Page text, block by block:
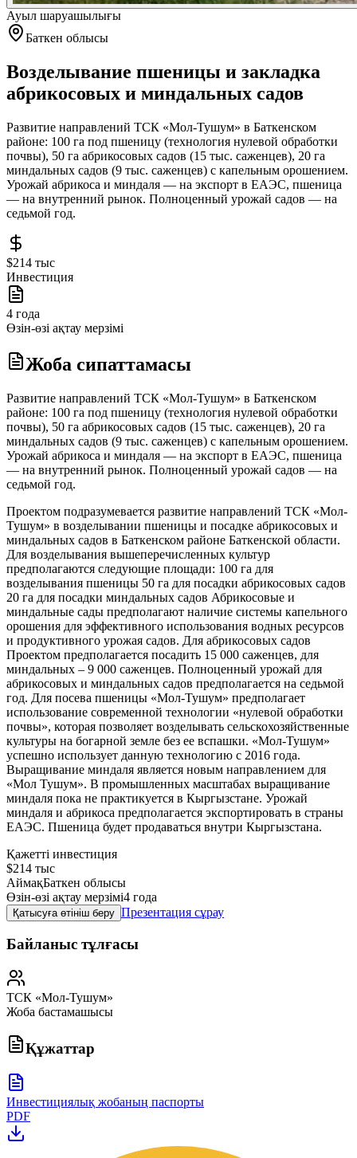
Ауыл шаруашылығы
Баткен облысы
Возделывание пшеницы и закладка
абрикосовых и миндальных садов
Развитие направлений ТСК «Мол-Тушум» в Баткенском
районе: 100 га под пшеницу (технология нулевой обработки
почвы), 50 га абрикосовых садов (15 тыс. саженцев), 20 га
миндальных садов (9 тыс. саженцев) с капельным орошением.
Урожай абрикоса и миндаля — на экспорт в ЕАЭС, пшеница
— на внутренний рынок. Полноценный урожай садов — на
седьмой год.
$214 тыс
Инвестиция
4 года
Өзін-өзі ақтау мерзімі
Жоба сипаттамасы
Развитие направлений ТСК «Мол-Тушум» в Баткенском
районе: 100 га под пшеницу (технология нулевой обработки
почвы), 50 га абрикосовых садов (15 тыс. саженцев), 20 га
миндальных садов (9 тыс. саженцев) с капельным орошением.
Урожай абрикоса и миндаля — на экспорт в ЕАЭС, пшеница
— на внутренний рынок. Полноценный урожай садов — на
седьмой год.
Проектом подразумевается развитие направлений ТСК «Мол-
Тушум» в возделывании пшеницы и посадке абрикосовых и
миндальных садов в Баткенском районе Баткенской области.
Для возделывания вышеперечисленных культур
предполагаются следующие площади: 100 га для
возделывания пшеницы 50 га для посадки абрикосовых садов
20 га для посадки миндальных садов Абрикосовые и
миндальные сады предполагают наличие системы капельного
орошения для эффективного использования водных ресурсов
и продуктивного урожая садов. Для абрикосовых садов
Проектом предполагается посадить 15 000 саженцев, для
миндальных – 9 000 саженцев. Полноценный урожай для
абрикосовых и миндальных садов предполагается на седьмой
год. Для посева пшеницы «Мол-Тушум» предполагает
использование современной технологии «нулевой обработки
почвы», которая позволяет возделывать сельскохозяйственные
культуры на богарной земле без ее вспашки. «Мол-Тушум»
успешно использует данную технологию с 2016 года.
Выращивание миндаля является новым направлением для
«Мол Тушум». В промышленных масштабах выращивание
миндаля пока не практикуется в Кыргызстане. Урожай
миндаля и абрикоса предполагается экспортировать в страны
ЕАЭС. Пшеница будет продаваться внутри Кыргызстана.
Қажетті инвестиция
$214 тыс
АймақБаткен облысы
Өзін-өзі ақтау мерзімі4 года
Қатысуға өтініш беру Презентация сұрау
Байланыс тұлғасы
ТСК «Мол-Тушум»
Жоба бастамашысы
Құжаттар
Инвестициялық жобаның паспорты
PDF